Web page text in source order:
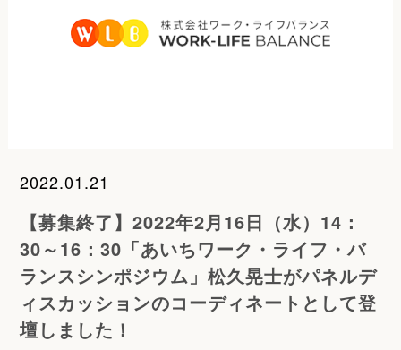
2022.01.21
【募集終了】2022年2月16日（水）14：
30～16：30「あいちワーク・ライフ・バ
ランスシンポジウム」松久晃士がパネルデ
ィスカッションのコーディネートとして登
壇しました！